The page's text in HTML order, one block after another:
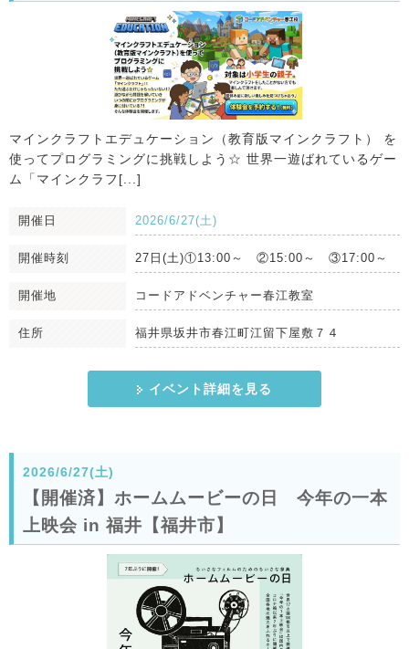
マインクラフトエデュケーション（教育版マインクラフト） を
使ってプログラミングに挑戦しよう☆ 世界一遊ばれているゲー
ム「マインクラフ[...]
開催日 2026/6/27(土)
開催時刻 27日(土)①13:00～ ②15:00～ ③17:00～
開催地 コードアドベンチャー春江教室
住所 福井県坂井市春江町江留下屋敷７４
イベント詳細を見る
2026/6/27(土)
【開催済】ホームムービーの日 今年の一本
上映会 in 福井【福井市】